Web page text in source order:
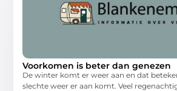
Voorkomen is beter dan genezen
De winter komt er weer aan en dat
slechte weer er aan komt. Veel